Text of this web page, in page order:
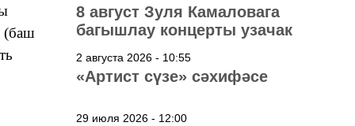
(баш
8 август Зуля Камаловага
багышлау концерты узачак
2 августа 2026 - 10:55
«Артист сүзе» сәхифәсе
29 июля 2026 - 12:00